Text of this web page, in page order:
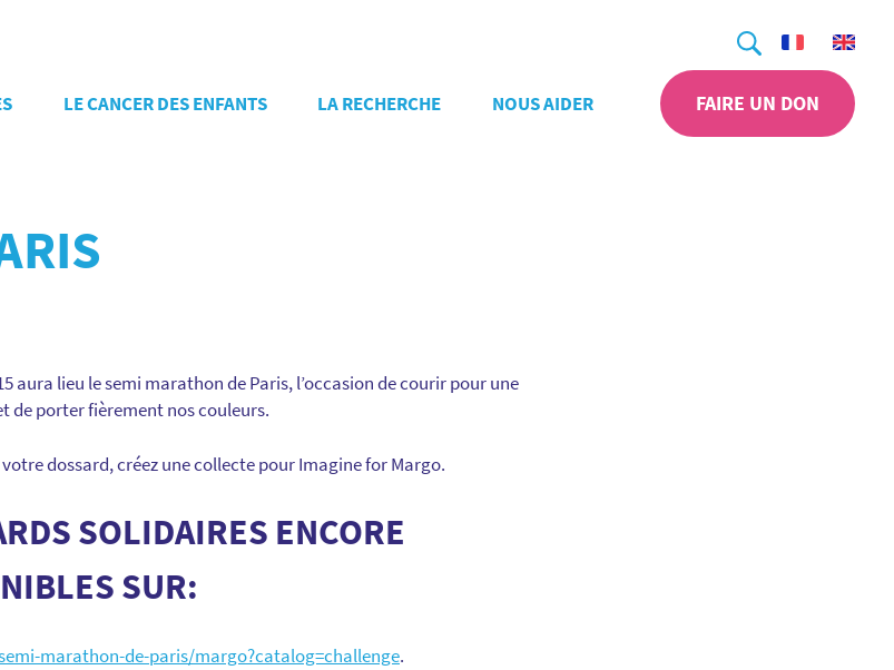
Recherche
LE CANCER DES ENFANTS LA RECHERCHE NOUS AIDER FAIRE UN DON
aura lieu le semi marathon de Paris, l’occasion de courir pour une
de porter fièrement nos couleurs.
dossard, créez une collecte pour Imagine for Margo.
SOLIDAIRES ENCORE
SUR:
marathon-de-paris/margo?catalog=challenge.